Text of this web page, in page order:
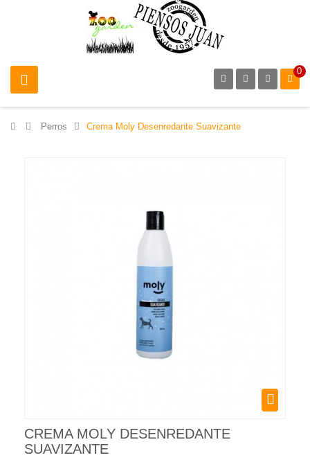
0
> Perros > Crema Moly Desenredante Suavizante
CREMA MOLY DESENREDANTE
SUAVIZANTE